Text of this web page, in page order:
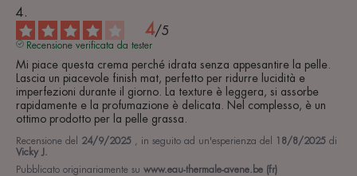
4/5
Recensione verificata da tester
Mi piace questa crema perché idrata senza appesantire la pelle.
Lascia un piacevole finish mat, perfetto per ridurre lucidità e
imperfezioni durante il giorno. La texture è leggera, si assorbe
rapidamente e la profumazione è delicata. Nel complesso, è un
ottimo prodotto per la pelle grassa.
Recensione del 24/9/2025 , in seguito ad un'esperienza del 18/8/2025 di
Vicky J.
Pubblicato originariamente su www.eau-thermale-avene.be (fr)